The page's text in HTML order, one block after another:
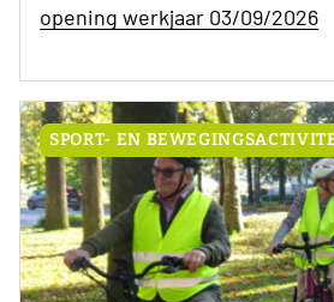
opening werkjaar 03/09/2026
SPORT- EN